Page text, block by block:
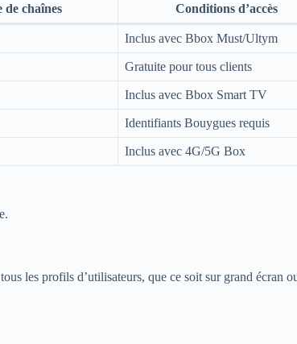
de chaînes Conditions d’accès
Inclus avec Bbox Must/Ultym
Gratuite pour tous clients
Inclus avec Bbox Smart TV
Identifiants Bouygues requis
Inclus avec 4G/5G Box
les profils d’utilisateurs, que ce soit sur grand écran